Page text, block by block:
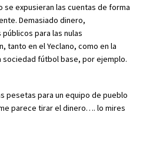
se expusieran las cuentas de forma
Demasiado dinero,
para las nulas
tanto en el Yeclano, como en la
sociedad fútbol base, por ejemplo.
pesetas para un equipo de pueblo
parece tirar el dinero…. lo mires